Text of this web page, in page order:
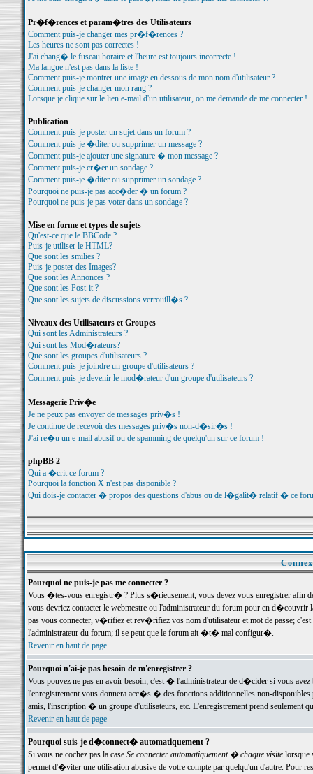
Pr�f�rences et param�tres des Utilisateurs
Comment puis-je changer mes pr�f�rences ?
Les heures ne sont pas correctes !
J'ai chang� le fuseau horaire et l'heure est toujours incorrecte !
Ma langue n'est pas dans la liste !
Comment puis-je montrer une image en dessous de mon nom d'utilisateur ?
Comment puis-je changer mon rang ?
Lorsque je clique sur le lien e-mail d'un utilisateur, on me demande de me connecter !
Publication
Comment puis-je poster un sujet dans un forum ?
Comment puis-je �diter ou supprimer un message ?
Comment puis-je ajouter une signature � mon message ?
Comment puis-je cr�er un sondage ?
Comment puis-je �diter ou supprimer un sondage ?
Pourquoi ne puis-je pas acc�der � un forum ?
Pourquoi ne puis-je pas voter dans un sondage ?
Mise en forme et types de sujets
Qu'est-ce que le BBCode ?
Puis-je utiliser le HTML?
Que sont les smilies ?
Puis-je poster des Images?
Que sont les Annonces ?
Que sont les Post-it ?
Que sont les sujets de discussions verrouill�s ?
Niveaux des Utilisateurs et Groupes
Qui sont les Administrateurs ?
Qui sont les Mod�rateurs?
Que sont les groupes d'utilisateurs ?
Comment puis-je joindre un groupe d'utilisateurs ?
Comment puis-je devenir le mod�rateur d'un groupe d'utilisateurs ?
Messagerie Priv�e
Je ne peux pas envoyer de messages priv�s !
Je continue de recevoir des messages priv�s non-d�sir�s !
J'ai re�u un e-mail abusif ou de spamming de quelqu'un sur ce forum !
phpBB 2
Qui a �crit ce forum ?
Pourquoi la fonction X n'est pas disponible ?
Qui dois-je contacter � propos des questions d'abus ou de l�galit� relatif � ce
Pourquoi ne puis-je pas me connecter ?
Vous �tes-vous enregistr� ? Plus s�rieusement, vous devez vous enregistrer
vous devriez contacter le webmestre ou l'administrateur du forum pour en
pas vous connecter, v�rifiez et rev�rifiez vos nom d'utilisateur et mot de passe;
l'administrateur du forum; il se peut que le forum ait �t� mal configur�.
Revenir en haut de page
Pourquoi n'ai-je pas besoin de m'enregistrer ?
Vous pouvez ne pas en avoir besoin; c'est � l'administrateur de d�cider si vous
l'enregistrement vous donnera acc�s � des fonctions additionnelles non-
amis, l'inscription � un groupe d'utilisateurs, etc. L'enregistrement prend seulement
Revenir en haut de page
Pourquoi suis-je d�connect� automatiquement ?
Si vous ne cochez pas la case Se connecter automatiquement � chaque visitelorsque
permet d'�viter une utilisation abusive de votre compte par quelqu'un d'autre. Pour